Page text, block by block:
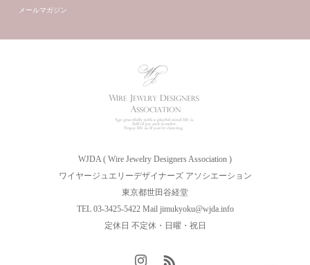
メールマガジン
WJDA ( Wire Jewelry Designers Association )
ワイヤージュエリーデザイナーズ アソシエーション
東京都世田谷経堂
TEL 03-3425-5422 Mail jimukyoku@wjda.info
定休日 不定休・日曜・祝日